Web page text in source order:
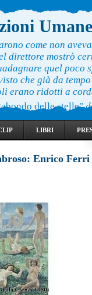
Umane
come non
direttore mostrò
quel poco
che già da
erano ridotti a
delle stelle"
LIBRI
Enrico Ferri